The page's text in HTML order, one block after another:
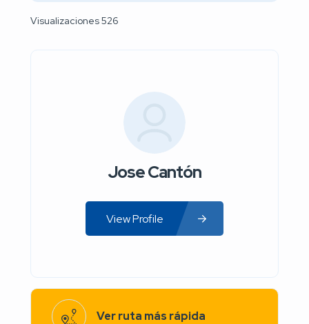
Visualizaciones 526
Jose Cantón
View Profile
Ver ruta más rápida